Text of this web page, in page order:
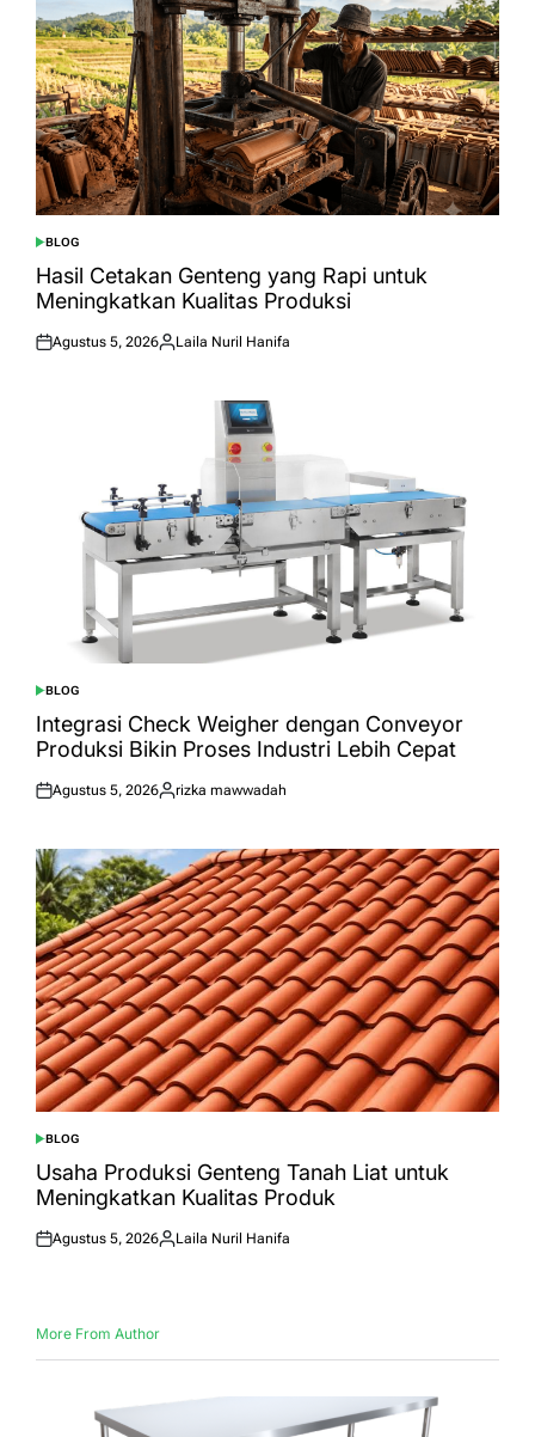
POSTED
IN
BLOG
Hasil Cetakan Genteng yang Rapi untuk
Meningkatkan Kualitas Produksi
Posted
Agustus 5, 2026
Posted
Laila Nuril Hanifa
POSTED
IN
BLOG
Integrasi Check Weigher dengan Conveyor
Produksi Bikin Proses Industri Lebih Cepat
Posted
Agustus 5, 2026
Posted
rizka mawwadah
POSTED
IN
BLOG
Usaha Produksi Genteng Tanah Liat untuk
Meningkatkan Kualitas Produk
Posted
Agustus 5, 2026
Posted
Laila Nuril Hanifa
More From Author